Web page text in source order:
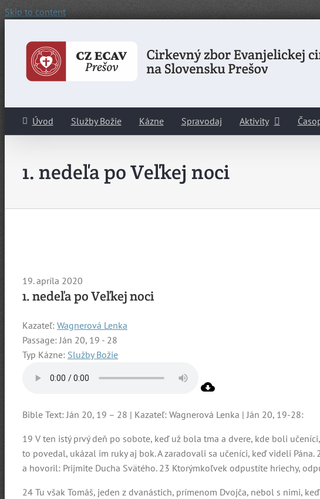
Skip to content
Úvod Služby Božie Kázne Spravodaj Aktivity
1. nedeľa po Veľkej noci
19. apríla 2020
1. nedeľa po Veľkej noci
Kazateľ: Wagnerová Lenka
Passage: Ján 20, 19 - 28
Typ Kázne: Služby Božie
Bible Text: Ján 20, 19 – 28 | Kazateľ: Wagnerová Lenka | Ján 20, 19-28:
19 V ten istý prvý deň po sobote, keď už bola tma a dvere, kde boli
to povedal, ukázal im ruky aj bok. A zaradovali sa učeníci, keď videli
a hovoril: Prijmite Ducha Svätého. 23 Ktorýmkoľvek odpustíte hriechy,
24 Tu však Tomáš, jeden z dvanástich, prímenom Dvojča, nebol s nimi,